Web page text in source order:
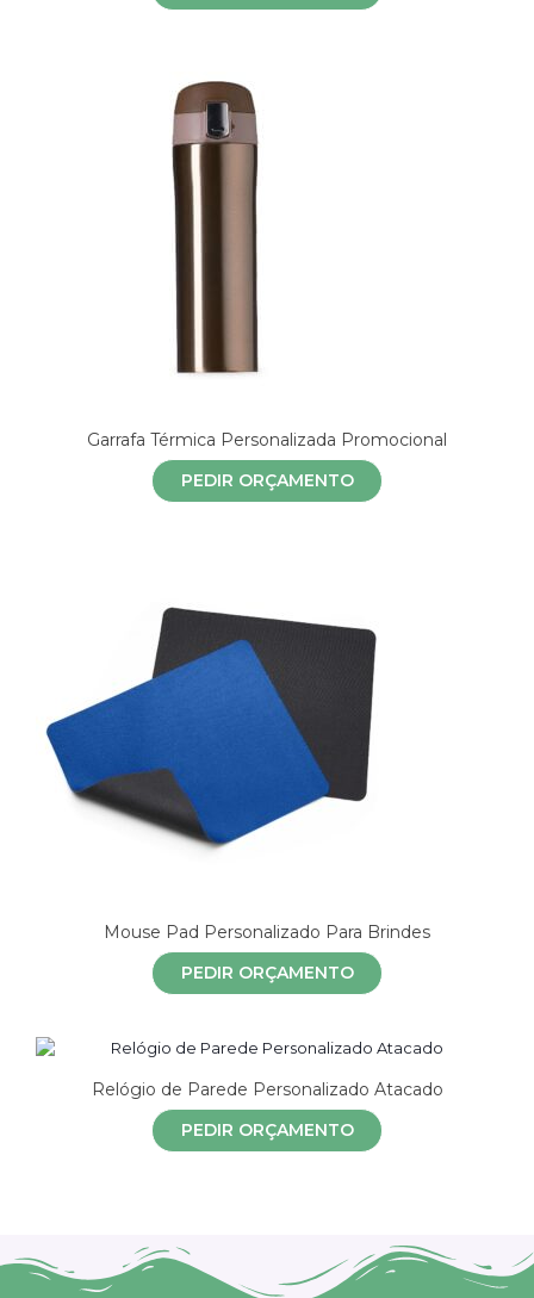
Garrafa Térmica Personalizada Promocional
PEDIR ORÇAMENTO
Mouse Pad Personalizado Para Brindes
PEDIR ORÇAMENTO
Relógio de Parede Personalizado Atacado
PEDIR ORÇAMENTO